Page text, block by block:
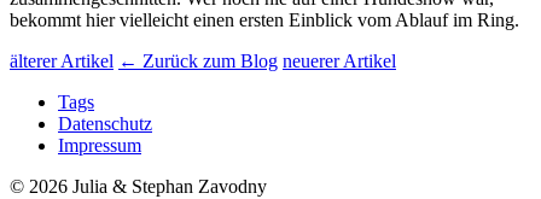
bekommt hier vielleicht einen ersten Einblick vom Ablauf im Ring.
älterer Artikel ← Zurück zum Blog neuerer Artikel
Tags
Datenschutz
Impressum
© 2026 Julia & Stephan Zavodny